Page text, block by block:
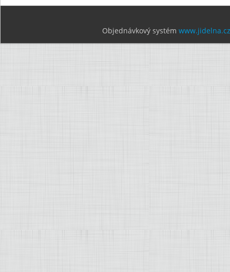
Objednávkový systém www.jidelna.cz